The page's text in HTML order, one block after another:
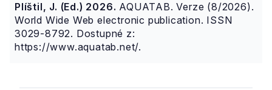
Plíštil, J. (Ed.) 2026. AQUATAB. Verze (8/2026).
World Wide Web electronic publication. ISSN
3029-8792. Dostupné z:
https://www.aquatab.net/.